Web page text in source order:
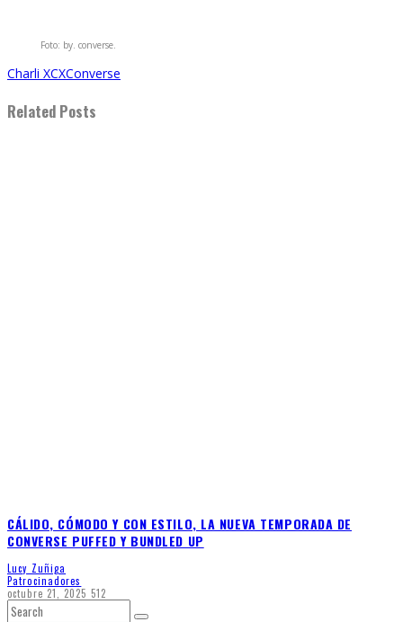
Foto: by. converse.
Charli XCXConverse
Related Posts
CÁLIDO, CÓMODO Y CON ESTILO, LA NUEVA TEMPORADA DE
CONVERSE PUFFED Y BUNDLED UP
Lucy Zuñiga
Patrocinadores
octubre 21, 2025 512